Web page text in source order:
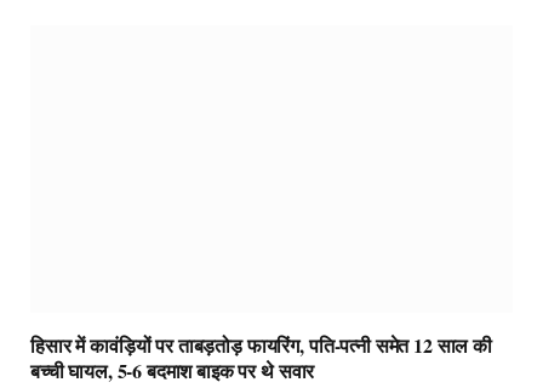
हिसार में कावंड़ियों पर ताबड़तोड़ फायरिंग, पति-पत्नी समेत 12 साल की
बच्ची घायल, 5-6 बदमाश बाइक पर थे सवार